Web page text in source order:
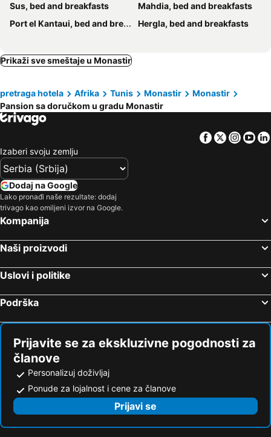
Sus, bed and breakfasts
Mahdia, bed and breakfasts
Port el Kantaui, bed and breakfasts
Hergla, bed and breakfasts
Prikaži sve smeštaje u Monastir
pretraga hotela Afrika Tunis Monastir
Monastir
Pansion sa doručkom u gradu Monastir
Facebook
Twitter
Izaberi svoju zemlju
Dodaj na Google
Lako pronađi naše rezultate: dodaj
trivago kao omiljeni izvor na Google.
Kompanija
Naši proizvodi
Uslovi i politike
Podrška
Prijavite se za ekskluzivne pogodnosti za
članove
Personalizuj doživljaj
Ponude za lojalnost i cene za članove
Prijavi se